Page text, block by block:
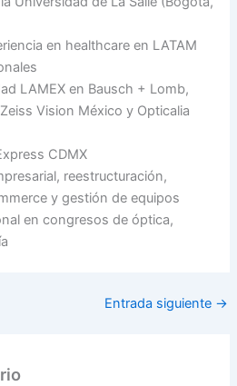
en healthcare en LATAM
LAMEX en Bausch + Lomb,
Vision México y Opticalia
CDMX
reestructuración,
y gestión de equipos
en congresos de óptica,
Entrada siguiente →